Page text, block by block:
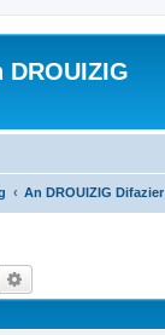
An DROUIZIG Difazier
Rechercher